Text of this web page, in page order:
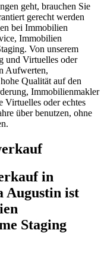
geht, brauchen Sie
gerecht werden
bei Immobilien
Immobilien
Von unserem
und Virtuelles oder
Aufwerten,
Qualität auf den
Immobilienmakler
Virtuelles oder echtes
über benutzen, ohne
in
Augustin ist
Staging